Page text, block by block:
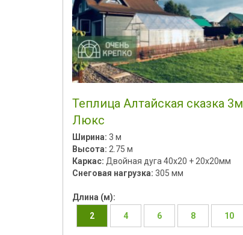
Теплица Алтайская сказка 3м
Люкс
Ширина:3 м
Высота:2.75 м
Каркас:Двойная дуга 40х20 + 20х20мм
Снеговая нагрузка:305 мм
Длина (м):
2
4 6 8 10